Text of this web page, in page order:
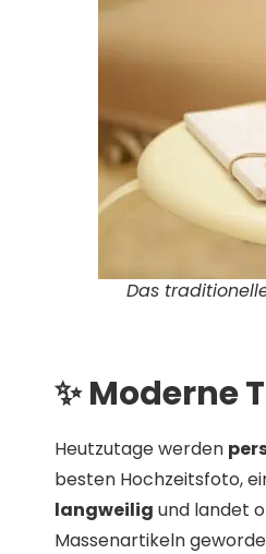
Das
✨ Moderne
Heutzutage werden
besten Hochzeitsfoto,
langweilig und landet
Massenartikeln